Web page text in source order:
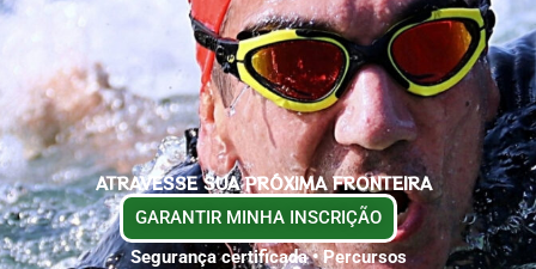
ATRAVESSE SUA PRÓXIMA FRONTEIRA
GARANTIR MINHA INSCRIÇÃO
Segurança certificada • Percursos